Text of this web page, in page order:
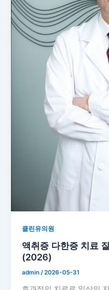
클린유의원
액취증 다한증 치료
(2026)
admin/2026-05-31